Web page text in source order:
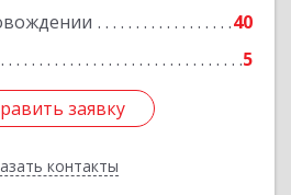
40
5
заявку
контакты
Подробнее
заявку
Назад